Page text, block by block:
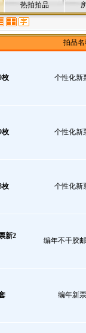
热拍拍品
拍品名
个性化新
个性化新
个性化新
编年不干胶
编年新